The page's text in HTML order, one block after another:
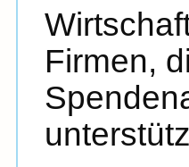
Firmen,